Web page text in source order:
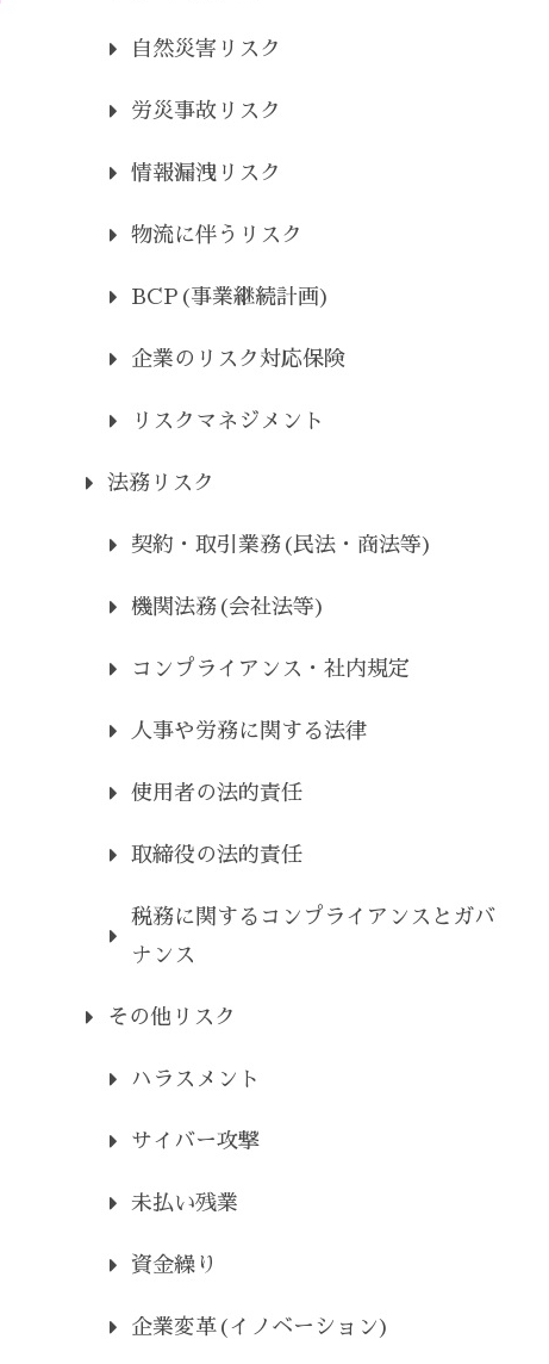
自然災害リスク
労災事故リスク
情報漏洩リスク
物流に伴うリスク
BCP(事業継続計画)
企業のリスク対応保険
リスクマネジメント
法務リスク
契約・取引業務(民法・商法等)
機関法務(会社法等)
コンプライアンス・社内規定
人事や労務に関する法律
使用者の法的責任
取締役の法的責任
税務に関するコンプライアンスとガバ
ナンス
その他リスク
ハラスメント
サイバー攻撃
未払い残業
資金繰り
企業変革(イノベーション)